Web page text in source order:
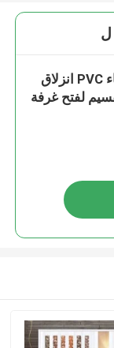
ل
ISO COA مقاوم للماء PVC انزلاق
لفتح غرفة